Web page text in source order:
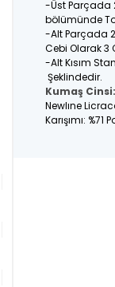
-Üst Parçada
bölümünde
-Alt Parçada
Cebi Olarak 3
-Alt Kısım
Şeklindedir.
Kumaş Cinsi:
Newlıne
Karışımı: